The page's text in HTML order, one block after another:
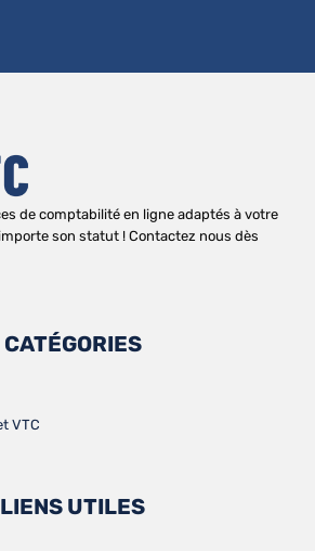
de comptabilité en ligne adaptés à votre
son statut ! Contactez nous dès
CATÉGORIES
VTC
LIENS UTILES